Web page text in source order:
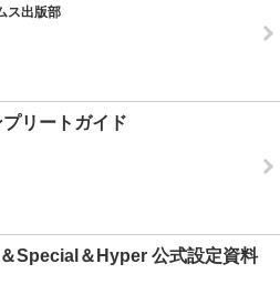
ス出版部
リートガイド
Special＆Hyper 公式設定資料